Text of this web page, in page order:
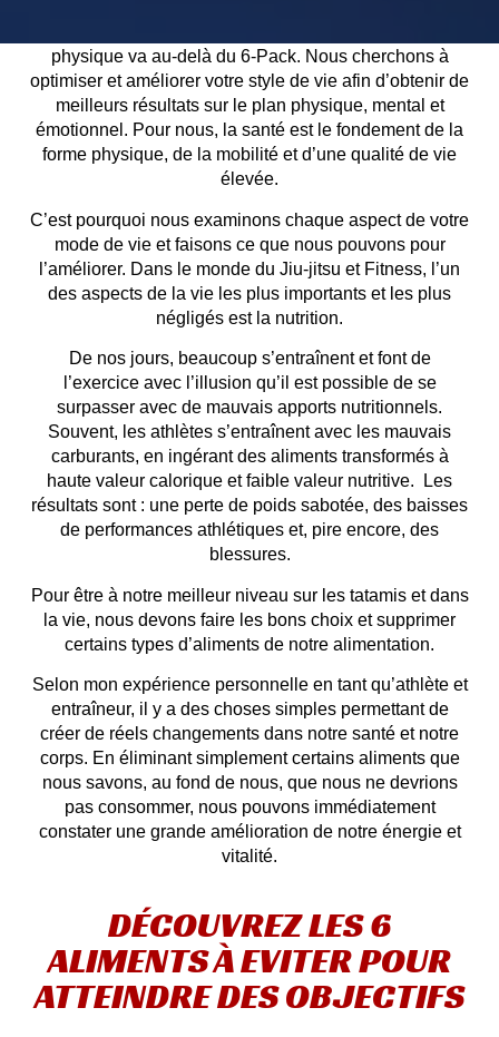
physique va au-delà du 6-Pack. Nous cherchons à
optimiser et améliorer votre style de vie afin d’obtenir de
meilleurs résultats sur le plan physique, mental et
émotionnel. Pour nous, la santé est le fondement de la
forme physique, de la mobilité et d’une qualité de vie
élevée.
C’est pourquoi nous examinons chaque aspect de votre
mode de vie et faisons ce que nous pouvons pour
l’améliorer. Dans le monde du Jiu-jitsu et Fitness, l’un
des aspects de la vie les plus importants et les plus
négligés est la nutrition.
De nos jours, beaucoup s’entraînent et font de
l’exercice avec l’illusion qu’il est possible de se
surpasser avec de mauvais apports nutritionnels.
Souvent, les athlètes s’entraînent avec les mauvais
carburants, en ingérant des aliments transformés à
haute valeur calorique et faible valeur nutritive. Les
résultats sont : une perte de poids sabotée, des baisses
de performances athlétiques et, pire encore, des
blessures.
Pour être à notre meilleur niveau sur les tatamis et dans
la vie, nous devons faire les bons choix et supprimer
certains types d’aliments de notre alimentation.
Selon mon expérience personnelle en tant qu’athlète et
entraîneur, il y a des choses simples permettant de
créer de réels changements dans notre santé et notre
corps. En éliminant simplement certains aliments que
nous savons, au fond de nous, que nous ne devrions
pas consommer, nous pouvons immédiatement
constater une grande amélioration de notre énergie et
vitalité.
DÉCOUVREZ LES 6
ALIMENTS À EVITER POUR
ATTEINDRE DES OBJECTIFS